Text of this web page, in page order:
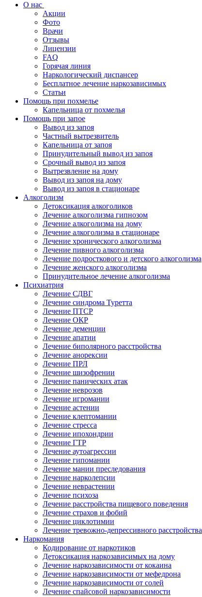
О нас
Акции
Фото
Врачи
Отзывы
Лицензии
FAQ
Горячая линия
Наркологический диспансер
Бесплатное лечение наркозависимых
Статьи
Помощь при похмелье
Капельница от похмелья
Помощь при запое
Вывод из запоя
Частный вытрезвитель
Капельница от запоя
Принудительный вывод из запоя
Срочный вывод из запоя
Вытрезвление на дому
Вывод из запоя на дому
Вывод из запоя в стационаре
Алкоголизм
Детоксикация алкоголиков
Лечение алкоголизма гипнозом
Лечение алкоголизма на дому
Лечение алкоголизма в стационаре
Лечение хронического алкоголизма
Лечение пивного алкоголизма
Лечение подросткового и детского алкоголизма
Лечение женского алкоголизма
Принудительное лечение алкоголизма
Психиатрия
Лечение СДВГ
Лечение синдрома Туретта
Лечение ПТСР
Лечение ОКР
Лечение деменции
Лечение апатии
Лечение биполярного расстройства
Лечение анорексии
Лечение ПРЛ
Лечение шизофрении
Лечение панических атак
Лечение неврозов
Лечение игромании
Лечение астении
Лечение клептомании
Лечение стресса
Лечение ипохондрии
Лечение ГТР
Лечение аутоагрессии
Лечение гипомании
Лечение мании преследования
Лечение нарколепсии
Лечение неврастении
Лечение психоза
Лечение расстройства пищевого поведения
Лечение страхов и фобий
Лечение циклотимии
Лечение тревожно-депрессивного расстройства
Наркомания
Кодирование от наркотиков
Детоксикация наркозависимых на дому
Лечение наркозависимости от кокаина
Лечение наркозависимости от мефедрона
Лечение наркозависимости от солей
Лечение спайсовой наркозависимости